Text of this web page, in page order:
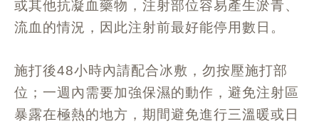
或其他抗凝血藥物，注射部位容易產生淤青、
流血的情況，因此注射前最好能停用數日。
施打後48小時內請配合冰敷，勿按壓施打部
位；一週內需要加強保濕的動作，避免注射區
暴露在極熱的地方，期間避免進行三溫暖或日